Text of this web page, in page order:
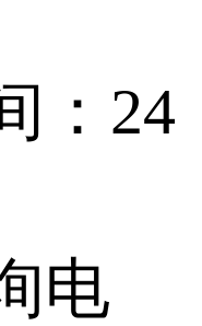
：24
电